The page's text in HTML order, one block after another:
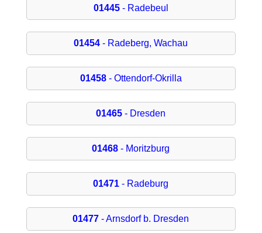
01445- Radebeul
01454 - Radeberg, Wachau
01458- Ottendorf-Okrilla
01465 - Dresden
01468 - Moritzburg
01471 - Radeburg
01477 - Arnsdorf b. Dresden